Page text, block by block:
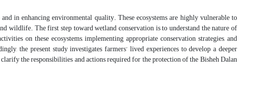
in enhancing environmental quality. These ecosystems are highly vulnerable to
wildlife. The first step toward wetland conservation is to understand the nature of
on these ecosystems, implementing appropriate conservation strategies, and
the present study investigates farmers’ lived experiences to develop a deeper
the responsibilities and actions required for the protection of the Bisheh Dalan